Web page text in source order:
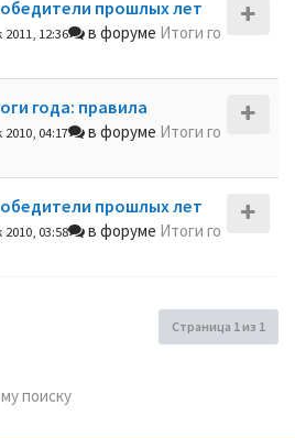
прошлых лет
2011, 12:36 в форуме Итоги го
года: правила
2010, 04:17 в форуме Итоги го
прошлых лет
2010, 03:58 в форуме Итоги го
Страница 1из 1
поиску